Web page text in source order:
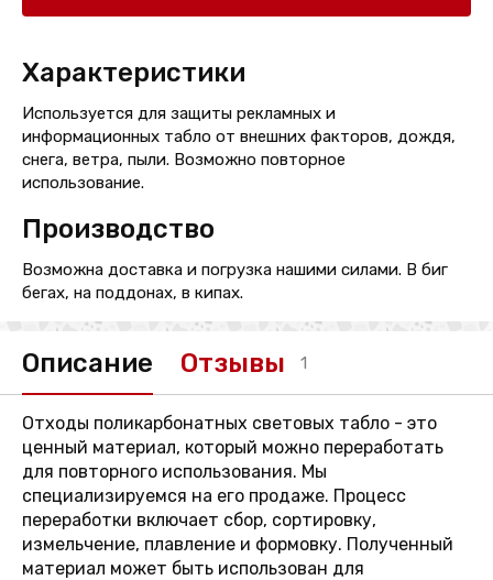
Характеристики
Используется для защиты рекламных и
информационных табло от внешних факторов, дождя,
снега, ветра, пыли. Возможно повторное
использование.
Производство
Возможна доставка и погрузка нашими силами. В биг
бегах, на поддонах, в кипах.
Описание Отзывы 1
Отходы поликарбонатных световых табло - это
ценный материал, который можно переработать
для повторного использования. Мы
специализируемся на его продаже. Процесс
переработки включает сбор, сортировку,
измельчение, плавление и формовку. Полученный
материал может быть использован для